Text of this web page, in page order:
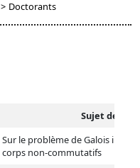
> Doctorants
Sujet de
Sur le problème de Galois
corps non-commutatifs